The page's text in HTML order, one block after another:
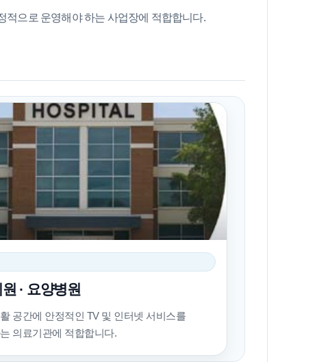
적으로 운영해야 하는 사업장에 적합합니다.
· 요양병원
공간에 안정적인 TV 및 인터넷 서비스를
의료기관에 적합합니다.